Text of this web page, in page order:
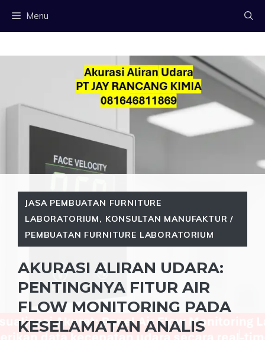
Menu
JASA PEMBUATAN FURNITURE
LABORATORIUM, KONSULTAN MANUFAKTUR /
PEMBUATAN FURNITURE LABORATORIUM
AKURASI ALIRAN UDARA:
PENTINGNYA FITUR AIR
FLOW MONITORING PADA
KESELAMATAN ANALIS